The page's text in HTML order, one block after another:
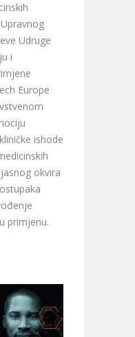
Udruge
i
Europe
ishode
okvira
primjenu.